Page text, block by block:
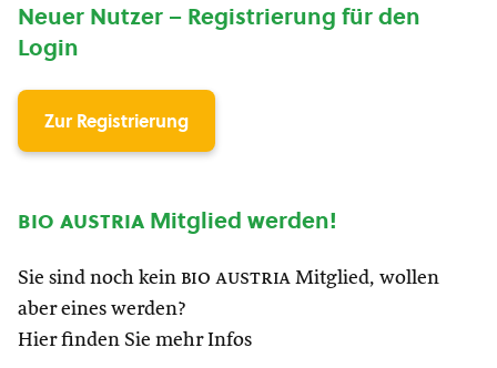
Neuer Nutzer – Registrierung für den
Login
Zur Registrierung
bio austria Mitglied werden!
Sie sind noch kein bio austria Mitglied, wollen
aber eines werden?
Hier finden Sie mehr Infos